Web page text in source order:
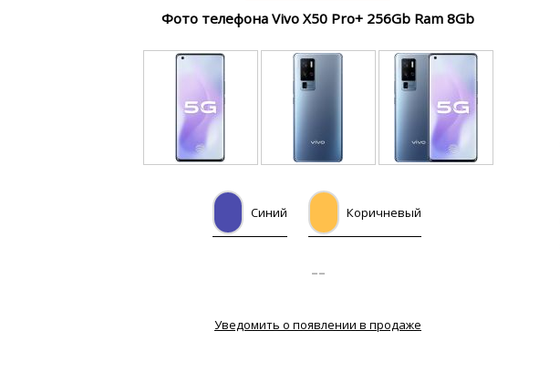
Фото телефона Vivo X50 Pro+ 256Gb Ram 8Gb
Синий Коричневый
--
Уведомить о появлении в продаже